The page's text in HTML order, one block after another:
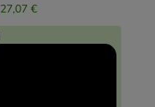
27,07 €